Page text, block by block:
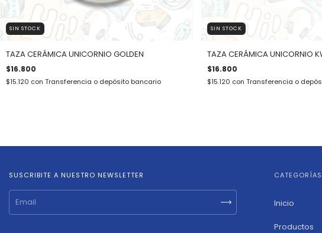
SIN STOCK
TAZA CERÁMICA UNICORNIO GOLDEN
$16.800
$15.120 con Transferencia o depósito bancario
SIN STOCK
TAZA CERÁMICA UNICORNIO
$16.800
$15.120 con Transferencia o
SUSCRIBITE A NUESTRO NEWSLETTER CATEGORÍAS
Inicio
Productos